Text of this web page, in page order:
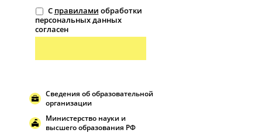
С правилами обработки
персональных данных
согласен
Сведения об образовательной
организации
Министерство науки и
высшего образования РФ